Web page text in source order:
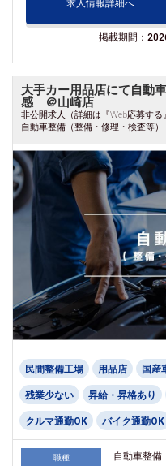
求人情報詳細へ
掲載期間：
大手カー用品店にて自動
感 ＠山崎店
非公開求人（詳細は『Web応募す
自動車整備（整備・修理・検査等）
民間整備工場 用品店 国産
残業少ない 昇給・昇格あり
クルマ通勤OK バイク通勤OK
職種 自動車整備